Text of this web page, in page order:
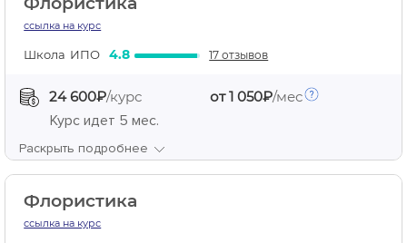
ссылка на курс
Школа ИПО 4.8 17 отзывов
24 600₽/курс от 1 050₽/мес
Курс идет 5 мес.
Раскрыть подробнее
Флористика
ссылка на курс